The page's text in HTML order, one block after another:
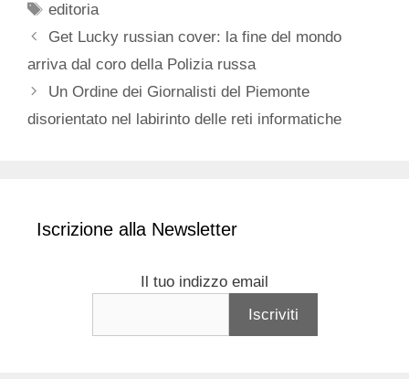
Tag
editoria
Get Lucky russian cover: la fine del mondo
arriva dal coro della Polizia russa
Un Ordine dei Giornalisti del Piemonte
disorientato nel labirinto delle reti informatiche
Iscrizione alla Newsletter
Il tuo indizzo email